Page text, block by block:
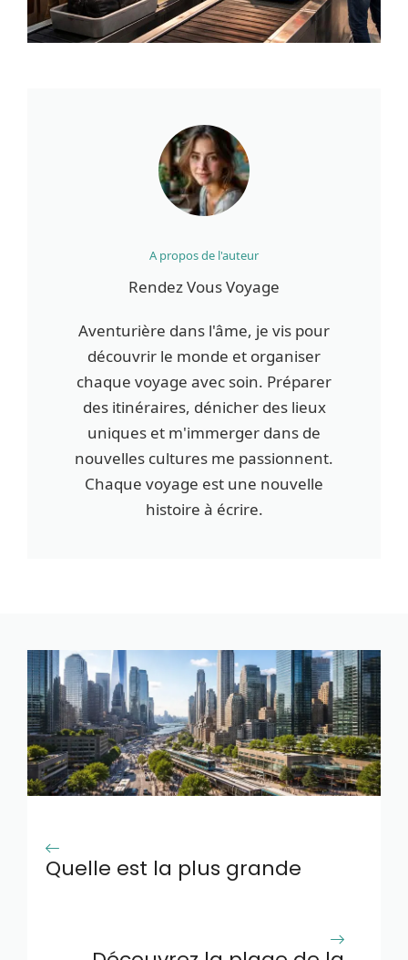
A propos de l'auteur
Rendez Vous Voyage
Aventurière dans l'âme, je vis pour
découvrir le monde et organiser
chaque voyage avec soin. Préparer
des itinéraires, dénicher des lieux
uniques et m'immerger dans de
nouvelles cultures me passionnent.
Chaque voyage est une nouvelle
histoire à écrire.
Quelle est la plus grande